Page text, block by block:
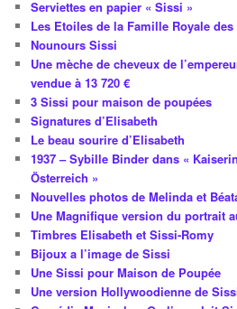
Serviettes en papier « Sissi »
Les Etoiles de la Famille Royale des
Nounours Sissi
Une mèche de cheveux de
vendue à 13 720 €
3 Sissi pour maison de poupées
Signatures d’Elisabeth
Le beau sourire d’Elisabeth
1937 – Sybille Binder dans «
Österreich »
Nouvelles photos de Melinda et
Une Magnifique version du portrait
Timbres Elisabeth et Sissi-Romy
Bijoux a l’image de Sissi
Une Sissi pour Maison de Poupée
Une version Hollywoodienne de